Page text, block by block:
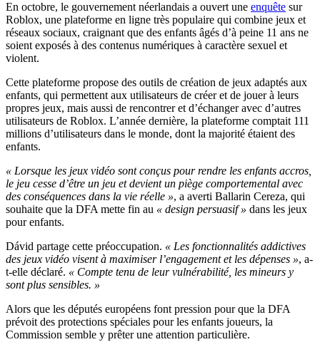
En octobre, le gouvernement néerlandais a ouvert une enquête sur
Roblox, une plateforme en ligne très populaire qui combine jeux et
réseaux sociaux, craignant que des enfants âgés d’à peine 11 ans ne
soient exposés à des contenus numériques à caractère sexuel et
violent.
Cette plateforme propose des outils de création de jeux adaptés aux
enfants, qui permettent aux utilisateurs de créer et de jouer à leurs
propres jeux, mais aussi de rencontrer et d’échanger avec d’autres
utilisateurs de Roblox. L’année dernière, la plateforme comptait 111
millions d’utilisateurs dans le monde, dont la majorité étaient des
enfants.
« Lorsque les jeux vidéo sont conçus pour rendre les enfants accros,
le jeu cesse d’être un jeu et devient un piège comportemental avec
des conséquences dans la vie réelle », a averti Ballarin Cereza, qui
souhaite que la DFA mette fin au « design persuasif » dans les jeux
pour enfants.
Dávid partage cette préoccupation. « Les fonctionnalités addictives
des jeux vidéo visent à maximiser l’engagement et les dépenses », a-
t-elle déclaré. « Compte tenu de leur vulnérabilité, les mineurs y
sont plus sensibles. »
Alors que les députés européens font pression pour que la DFA
prévoit des protections spéciales pour les enfants joueurs, la
Commission semble y prêter une attention particulière.